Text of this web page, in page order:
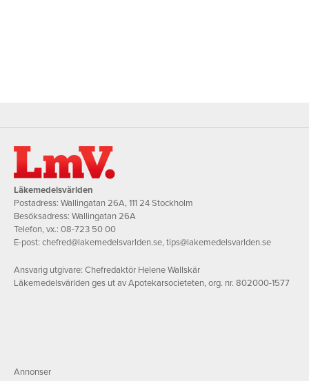
Läkemedelsvärlden
Postadress: Wallingatan 26A, 111 24 Stockholm
Besöksadress: Wallingatan 26A
Telefon, vx.: 08-723 50 00
E-post: chefred@lakemedelsvarlden.se,tips@lakemedelsvarlden.se
Ansvarig utgivare: Chefredaktör Helene Wallskär
Läkemedelsvärlden ges ut av Apotekarsocieteten, org. nr. 802000-1577
Annonser